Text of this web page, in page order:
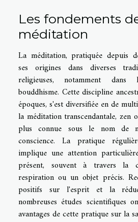
Les fondements
méditation
La méditation, pratiquée depuis
ses origines dans diverses
religieuses, notamment
bouddhisme. Cette discipline
époques, s'est diversifiée en de
la méditation transcendantale, zen
plus connue sous le nom de
conscience. La pratique
implique une attention
présent, souvent à travers la
respiration ou un objet précis.
positifs sur l'esprit et la
nombreuses études scientifiques
avantages de cette pratique sur la